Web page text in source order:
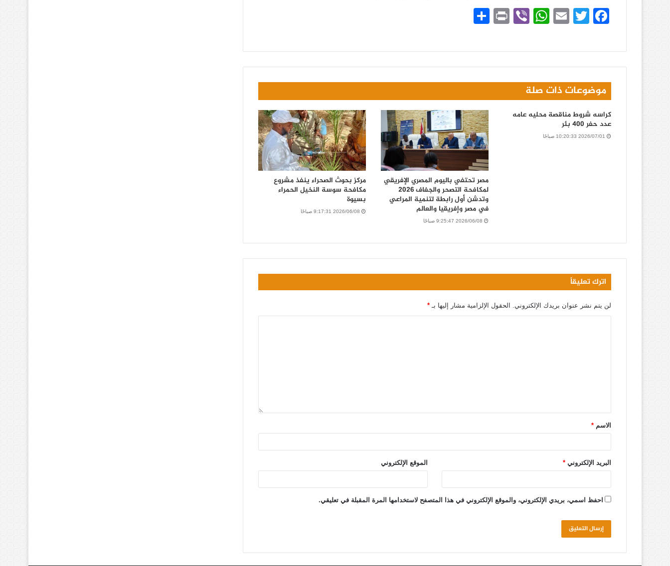
Fa
ce
bo
ok
T
wi
tte
r
E
m
ail
W
ha
ts
A
pp
Vi
be
r
Pr
in
t ر
موضوعات ذات صلة
كراسه شروط مناقصة محليه عامه
عدد حفر 400 بئر
2026/07/01 10:20:33 صباحًا
مصر تحتفي باليوم المصري الإفريقي
لمكافحة التصحر والجفاف 2026
وتدشن أول رابطة لتنمية المراعي
في مصر وإفريقيا والعالم
2026/06/08 9:25:47 صباحًا
مركز بحوث الصحراء ينفذ مشروع
مكافحة سوسة النخيل الحمراء
بسيوة
2026/06/08 9:17:31 صباحًا
اترك تعليقاً
لن يتم نشر عنوان بريدك الإلكتروني. الحقول الإلزامية مشار إليها بـ *
الاسم *
البريد الإلكتروني * الموقع الإلكتروني
احفظ اسمي، بريدي الإلكتروني، والموقع الإلكتروني في هذا المتصفح لاستخدامها المرة المقبلة في تعليقي.